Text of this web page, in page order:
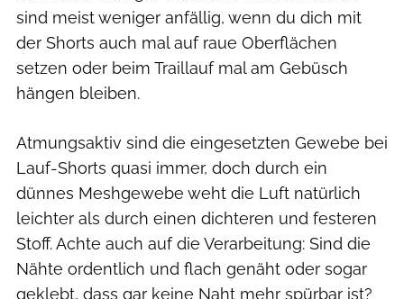
sind meist weniger anfällig, wenn du dich mit
der Shorts auch mal auf raue Oberflächen
setzen oder beim Traillauf mal am Gebüsch
hängen bleiben.
Atmungsaktiv sind die eingesetzten Gewebe bei
Lauf-Shorts quasi immer, doch durch ein
dünnes Meshgewebe weht die Luft natürlich
leichter als durch einen dichteren und festeren
Stoff. Achte auch auf die Verarbeitung: Sind die
Nähte ordentlich und flach genäht oder sogar
geklebt, dass gar keine Naht mehr spürbar ist?